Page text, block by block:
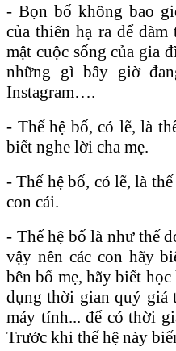
- Bọn bố không bao
của thiên hạ ra để
mật cuộc sống của gia
những gì bây giờ
Instagram….
- Thế hệ bố, có lẽ, là
biết nghe lời cha mẹ.
- Thế hệ bố, có lẽ, là
con cái.
- Thế hệ bố là như thế
vậy nên các con hãy
bên bố mẹ, hãy biết
dụng thời gian quý giá
máy tính... để có thời
Trước khi thế hệ này